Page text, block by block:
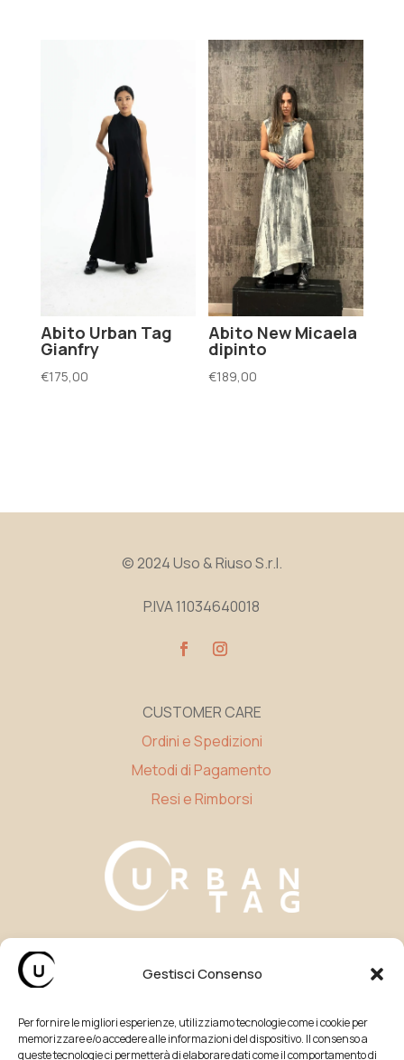
Gestisci Consenso
Per fornire le migliori esperienze, utilizziamo tecnologie come i cookie per
memorizzare e/o accedere alle informazioni del dispositivo. Il consenso a
queste tecnologie ci permetterà di elaborare dati come il comportamento di
Abito Urban Tag
Gianfry
€175,00
Abito New Micaela
dipinto
€189,00
© 2024 Uso & Riuso S.r.l.
P.IVA 11034640018
CUSTOMER CARE
Ordini e Spedizioni
Metodi di Pagamento
Resi e Rimborsi
LEGAL
Cookie Policy (UE)